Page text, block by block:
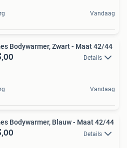
Vandaag
Bodywarmer, Zwart - Maat 42/44
Details
Vandaag
Bodywarmer, Blauw - Maat 42/44
Details